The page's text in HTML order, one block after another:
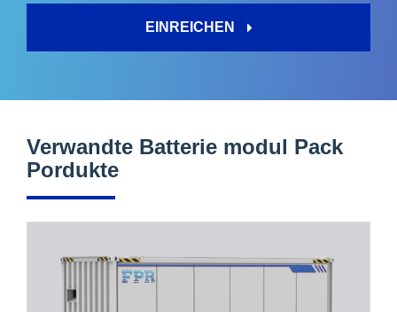
EINREICHEN
Verwandte Batterie modul Pack
Pordukte